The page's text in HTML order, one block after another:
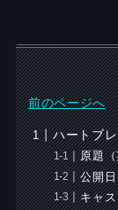
前のページへ
ハートブ
原題
公開日
キャ